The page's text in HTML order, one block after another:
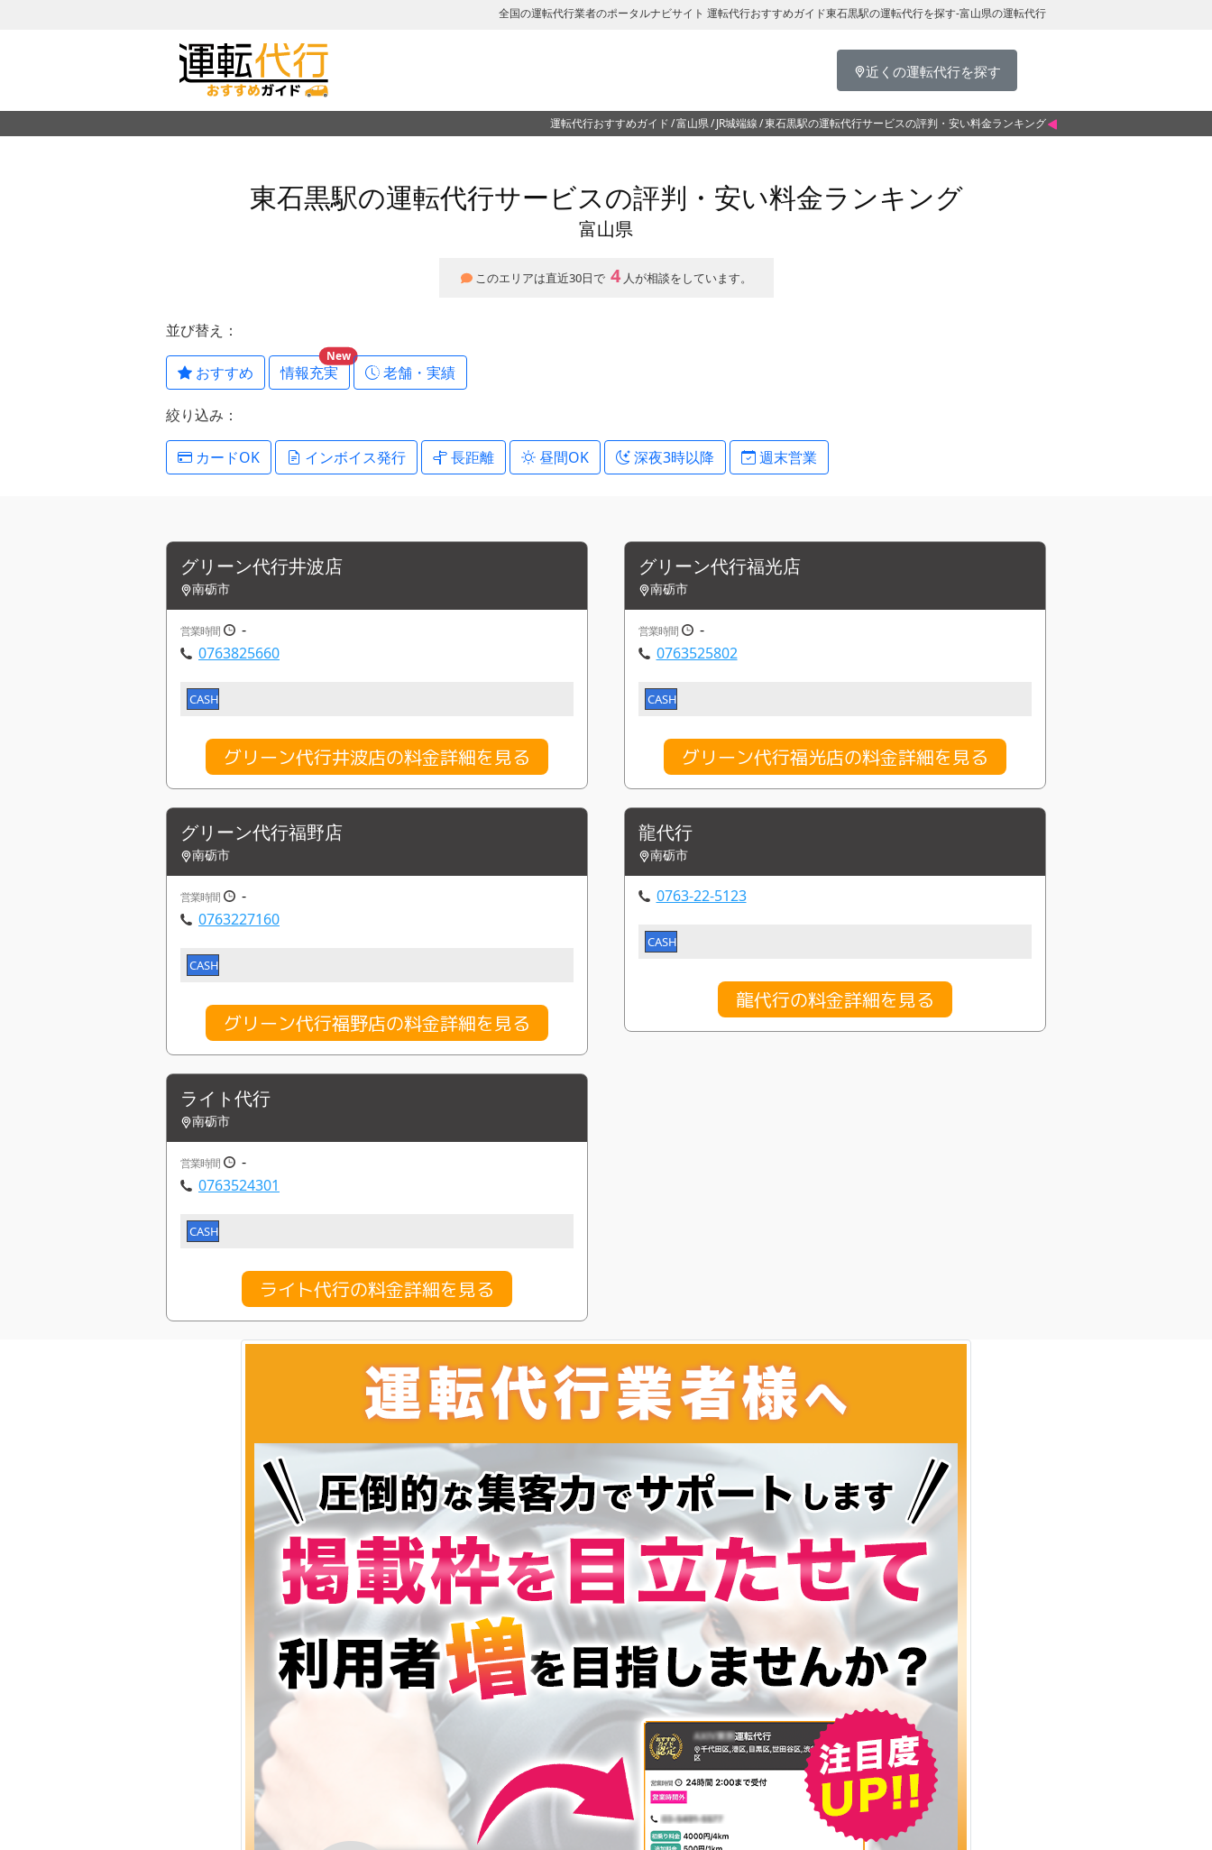
全国の運転代行業者のポータルナビサイト 運転代行おすすめガイド東石黒駅の運転代行を探す-富山県の運転代行
近くの運転代行を探す
運転代行おすすめガイド 富山県 JR城端線 東石黒駅の運転代行サービスの評判・安い料金ランキング
東石黒駅の運転代行サービスの評判・安い料金ランキング
富山県
このエリアは直近30日で 4 人が相談をしています。
並び替え：
おすすめ 情報充実
New
老舗・実績
絞り込み：
カードOK インボイス発行 長距離 昼間OK 深夜3時以降 週末営業
グリーン代行井波店
南砺市
営業時間
-
0763825660
CASH
グリーン代行井波店の料金詳細を見る
グリーン代行福光店
南砺市
営業時間
-
0763525802
CASH
グリーン代行福光店の料金詳細を見る
グリーン代行福野店
南砺市
営業時間
-
0763227160
CASH
グリーン代行福野店の料金詳細を見る
龍代行
南砺市
0763-22-5123
CASH
龍代行の料金詳細を見る
ライト代行
南砺市
営業時間
-
0763524301
CASH
ライト代行の料金詳細を見る